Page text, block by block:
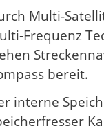
Multi-
Frequenz
bereit.
interne